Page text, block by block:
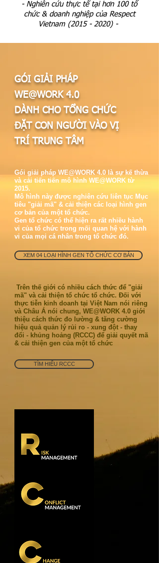
- Nghiên cứu thực tế tại hơn 100 tổ
chức & doanh nghiệp của Respect
Vietnam (2015 - 2020)-
​GÓI GIẢI PHÁP
WE@WORK 4.0
DÀNH CHO TỔNG CHỨC
ĐẶT CON NGƯỜI VÀO VỊ
TRÍ TRUNG TÂM
Gói giải pháp WE@WORK 4.0 là sự kế thừa
và cải tiến tiến mô hình WE@WORK từ
2015.
​Mô hình này được nghiên cứu liên tục Mục
tiêu "giải mã" & cải thiện các loại hình gen
cơ bản của một tổ chức.
Gen tổ chức có thể hiện ra rất nhiều hành
vi của tổ chức trong mối quan hệ với hành
vi của mọi cá nhân trong tổ chức đó.
XEM 04 LOẠI HÌNH GEN TỔ CHỨC CƠ BẢN
​ Trên thế giới có nhiều cách thức để "giải
mã" và cải thiện tổ chức tổ chức. Đối với
thực tiễn kinh doanh tại Việt Nam nói riêng
và Châu Á nói chung, WE@WORK 4.0 giới
thiệu cách thức đo lường & tăng cường
hiệu quả quản lý rủi ro - xung đột - thay
đổi - khủng hoảng (RCCC) để giải quyết mã
& cải thiện gen của một tổ chức
TÌM HIỂU RCCC